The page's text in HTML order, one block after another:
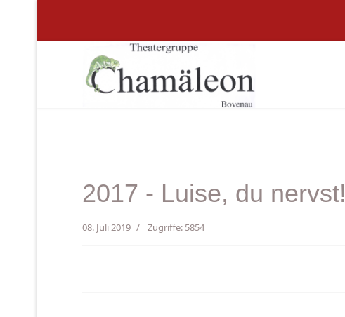
2017 - Luise, du nervst!
08. Juli 2019 Zugriffe: 5854